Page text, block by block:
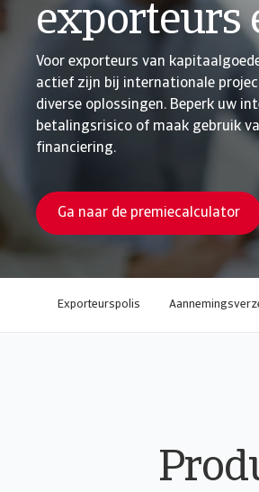
exporteurs
Voor exporteurs van
actief zijn bij internationale
diverse oplossingen. Beperk uw
betalingsrisico of maak gebruik
financiering.
Ga naar de premiecalculator
Exporteurspolis